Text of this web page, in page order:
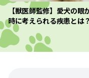
【獣医師監修】愛犬の眼
時に考えられる疾患とは？